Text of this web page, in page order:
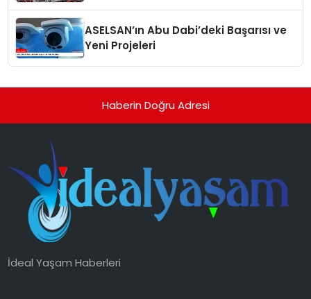
ASELSAN’ın Abu Dabi’deki Başarısı ve
Yeni Projeleri
Haberin Doğru Adresi
İdeal Yaşam Haberleri